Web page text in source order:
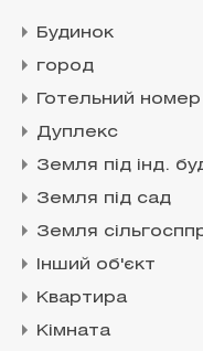
Будинок
город
Готельний номер
Дуплекс
Земля під інд.
Земля під сад
Земля
Інший об'єкт
Квартира
Кімната